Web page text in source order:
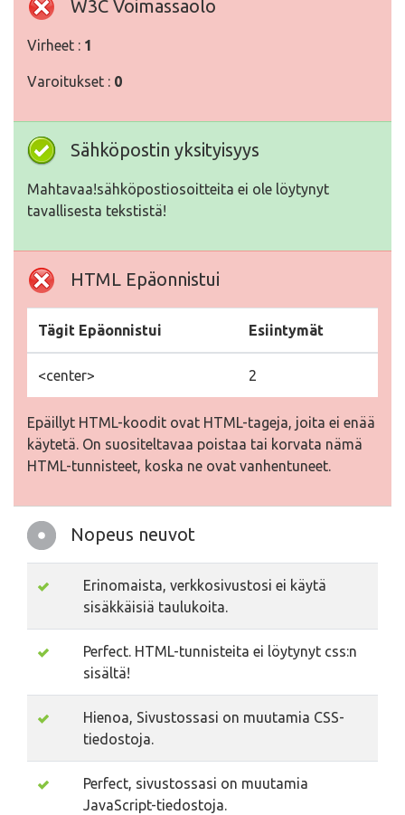
W3C Voimassaolo
Virheet : 1
Varoitukset : 0
Sähköpostin yksityisyys
Mahtavaa!sähköpostiosoitteita ei ole löytynyt
tavallisesta tekstistä!
HTML Epäonnistui
Tägit Epäonnistui Esiintymät
<center> 2
Epäillyt HTML-koodit ovat HTML-tageja, joita ei enää
käytetä. On suositeltavaa poistaa tai korvata nämä
HTML-tunnisteet, koska ne ovat vanhentuneet.
Nopeus neuvot
Erinomaista, verkkosivustosi ei käytä
sisäkkäisiä taulukoita.
Perfect. HTML-tunnisteita ei löytynyt css:n
sisältä!
Hienoa, Sivustossasi on muutamia CSS-
tiedostoja.
Perfect, sivustossasi on muutamia
JavaScript-tiedostoja.